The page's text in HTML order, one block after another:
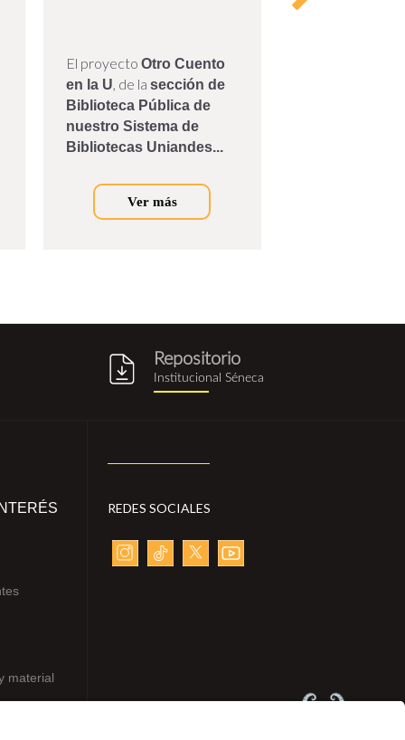
El proyecto Otro Cuento
en la U, de la sección de
Biblioteca Pública de
nuestro Sistema de
Bibliotecas Uniandes...
Ver más
Repositorio
Institucional Séneca
material
REDES SOCIALES